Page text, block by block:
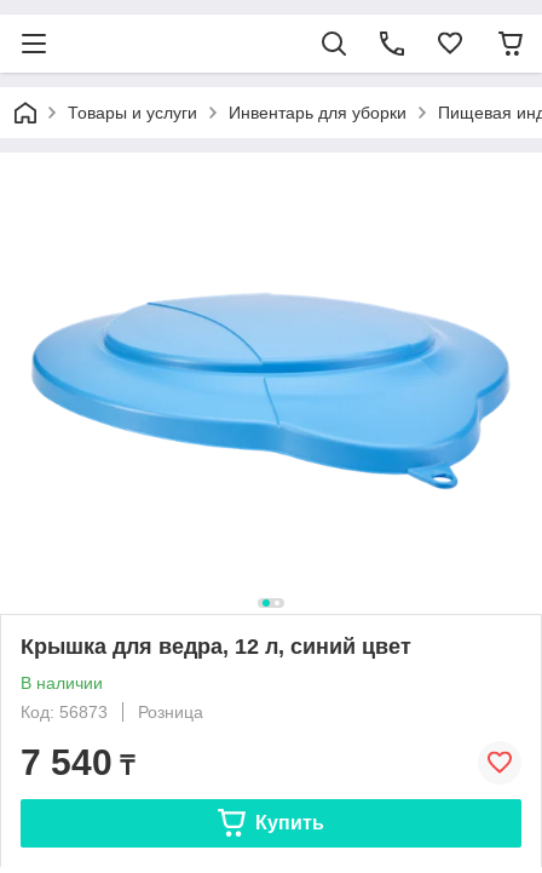
Товары и услуги Инвентарь для уборки Пищевая
Крышка для ведра, 12 л, синий цвет
В наличии
Код: 56873
Розница
7 540 ₸
Купить